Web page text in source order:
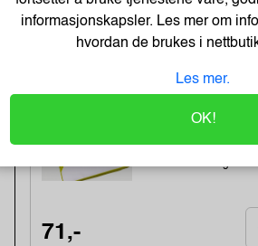
209,- Eks. Mva.
-48%
Kopipapir Nøytralt
Lagerstatus:50 stk på
71,-
informasjonskapsler. Les mer om
hvordan de brukes i
Les mer.
OK!